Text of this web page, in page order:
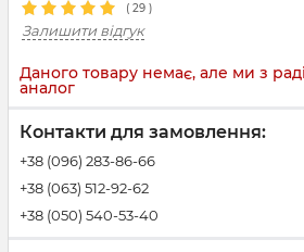
( 29 )
Залишити відгук
Даного товару немає, але ми з
аналог
Контакти для замовлення:
+38 (096) 283-86-66
+38 (063) 512-92-62
+38 (050) 540-53-40